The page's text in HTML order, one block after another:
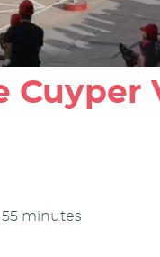
55 minutes